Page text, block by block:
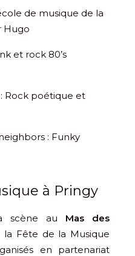
de musique de la
Hugo
et rock 80’s
Rock poétique et
: Funky
à Pringy
scène au Mas des
Fête de la Musique
en partenariat